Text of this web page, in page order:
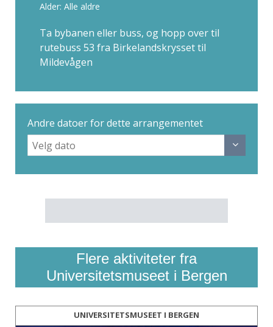
Alder: Alle aldre
Ta bybanen eller buss, og hopp over til
rutebuss 53 fra Birkelandskrysset til
Mildevågen
Andre datoer for dette arrangementet
Flere aktiviteter fra
Universitetsmuseet i Bergen
UNIVERSITETSMUSEET I BERGEN